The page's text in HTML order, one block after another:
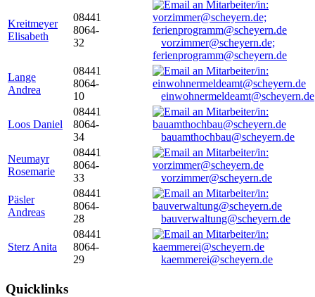
Kreitmeyer
Elisabeth
08441
8064-
32
vorzimmer@scheyern.de;
ferienprogramm@scheyern.de
Lange
Andrea
08441
8064-
10
einwohnermeldeamt@scheyern.de
Loos Daniel
08441
8064-
34
bauamthochbau@scheyern.de
Neumayr
Rosemarie
08441
8064-
33
vorzimmer@scheyern.de
Päsler
Andreas
08441
8064-
28
bauverwaltung@scheyern.de
Sterz Anita
08441
8064-
29
kaemmerei@scheyern.de
Quicklinks